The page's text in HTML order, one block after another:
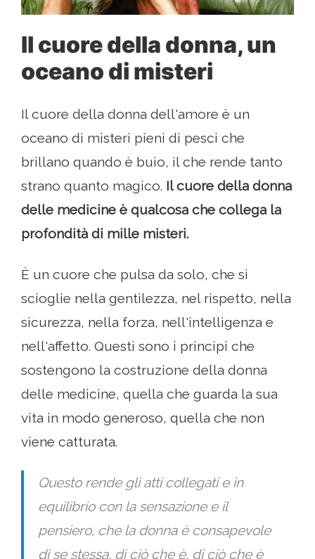
Il cuore della donna, un
oceano di misteri
Il cuore della donna dell'amore è un
oceano di misteri pieni di pesci che
brillano quando è buio, il che rende tanto
strano quanto magico. Il cuore della donna
delle medicine è qualcosa che collega la
profondità di mille misteri.
È un cuore che pulsa da solo, che si
scioglie nella gentilezza, nel rispetto, nella
sicurezza, nella forza, nell'intelligenza e
nell'affetto. Questi sono i principi che
sostengono la costruzione della donna
delle medicine, quella che guarda la sua
vita in modo generoso, quella che non
viene catturata.
Questo rende gli atti collegati e in
equilibrio con la sensazione e il
pensiero, che la donna è consapevole
di se stessa, di ciò che è, di ciò che è